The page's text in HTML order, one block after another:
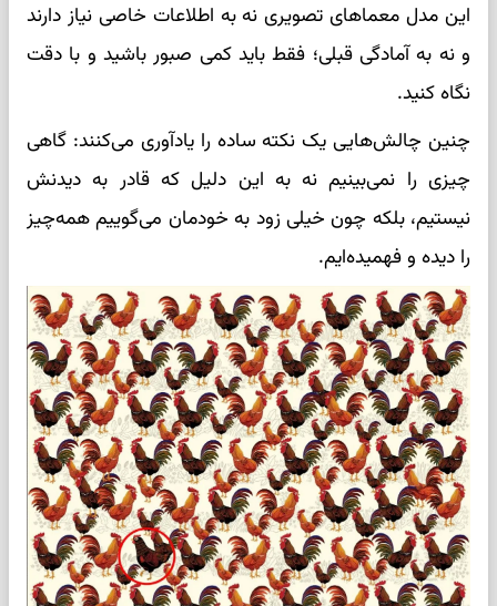
این مدل معماهای تصویری نه به اطلاعات خاصی نیاز دارند
و نه به آمادگی قبلی؛ فقط باید کمی صبور باشید و با دقت
نگاه کنید.
چنین چالش‌هایی یک نکته ساده را یادآوری می‌کنند: گاهی
چیزی را نمی‌بینیم نه به این دلیل که قادر به دیدنش
نیستیم، بلکه چون خیلی زود به خودمان می‌گوییم همه‌چیز
را دیده و فهمیده‌ایم.